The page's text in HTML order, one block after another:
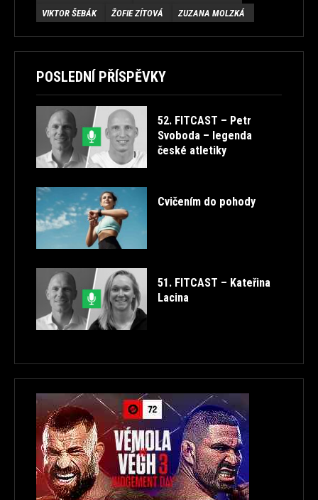
VIKTOR ŠEBÁK
ŽOFIE ZÍTOVÁ ZUZANA MOLZKÁ
POSLEDNÍ PŘÍSPĚVKY
52. FITCAST – Petr
Svoboda – legenda
české atletiky
Cvičením do pohody
51. FITCAST – Kateřina
Lacina